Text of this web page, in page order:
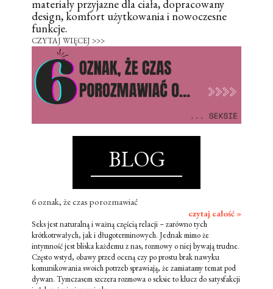
materiały przyjazne dla ciała, dopracowany
design, komfort użytkowania i nowoczesne
funkcje.
CZYTAJ WIĘCEJ >>>
BLOG
6 oznak, że czas porozmawiać
czytaj całość »
Seks jest naturalną i ważną częścią relacji – zarówno tych
krótkotrwałych, jak i długoterminowych. Jednak mimo że
intymność jest bliska każdemu z nas, rozmowy o niej bywają trudne.
Często wstyd, obawy przed oceną czy po prostu brak nawyku
komunikowania swoich potrzeb sprawiają, że zamiatamy temat pod
dywan. Tymczasem szczera rozmowa o seksie to klucz do satysfakcji